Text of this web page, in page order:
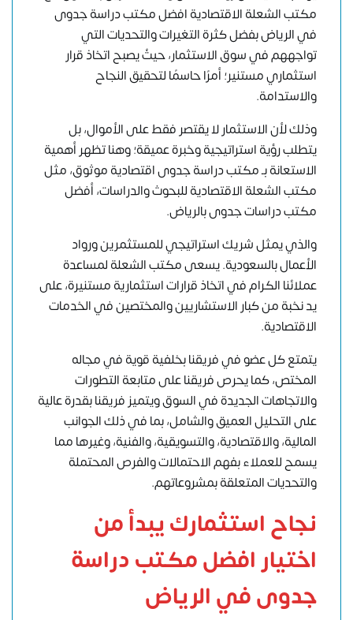
مكتب الشعلة الاقتصاديةافضل مكتب دراسة جدوى
في الرياض بفضل كثرة التغيرات والتحديات التي
تواجههم في سوق الاستثمار، حيثُ يصبح اتخاذ قرار
استثماري مستنير؛ أمرًا حاسمًا لتحقيق النجاح
والاستدامة.
وذلك لأن الاستثمار لا يقتصر فقط على الأموال، بل
يتطلب رؤية استراتيجية وخبرة عميقة؛ وهنا تظهر أهمية
الاستعانة بـ مكتب دراسة جدوى اقتصادية موثوق، مثل
مكتب الشعلة الاقتصادية للبحوث والدراسات، أفضل
مكتب دراسات جدوى بالرياض.
والذي يمثل شريك استراتيجي للمستثمرين ورواد
الأعمال بالسعودية. يسعى مكتب الشعلة لمساعدة
عملائنا الكرام في اتخاذ قرارات استثمارية مستنيرة، على
يد نخبة من كبار الاستشاريين والمختصين في الخدمات
الاقتصادية.
يتمتع كل عضو في فريقنا بخلفية قوية في مجاله
المختص، كما يحرص فريقنا على متابعة التطورات
والاتجاهات الجديدة في السوق ويتميز فريقنا بقدرة عالية
على التحليل العميق والشامل، بما في ذلك الجوانب
المالية، والاقتصادية، والتسويقية، والفنية، وغيرها مما
يسمح للعملاء بفهم الاحتمالات والفرص المحتملة
والتحديات المتعلقة بمشروعاتهم.
نجاح استثمارك يبدأ من
اختيار افضل مكتب دراسة
جدوى في الرياض